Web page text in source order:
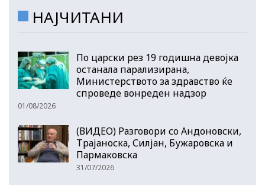
НАЈЧИТАНИ
По царски рез 19 годишна девојка
останала парализирана,
Министерството за здравство ќе
спроведе вонреден надзор
01/08/2026
(ВИДЕО) Разговори со Андоновски,
Трајаноска, Силјан, Бужаровска и
Пармаковска
31/07/2026